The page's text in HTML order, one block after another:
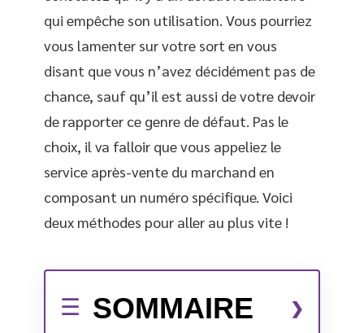
qui empêche son utilisation. Vous pourriez
vous lamenter sur votre sort en vous
disant que vous n’avez décidément pas de
chance, sauf qu’il est aussi de votre devoir
de rapporter ce genre de défaut. Pas le
choix, il va falloir que vous appeliez le
service après-vente du marchand en
composant un numéro spécifique. Voici
deux méthodes pour aller au plus vite !
SOMMAIRE